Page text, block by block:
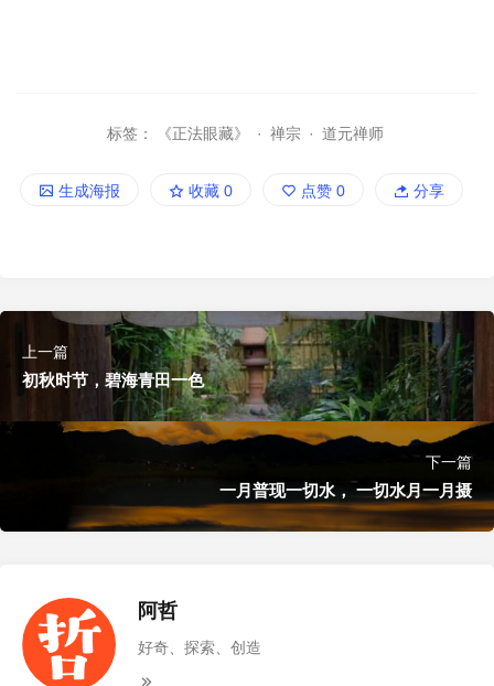
标签： 《正法眼藏》 · 禅宗 · 道元禅师
生成海报 收藏 0 点赞 0 分享
上一篇
初秋时节，碧海青田一色
下一篇
一月普现一切水， 一切水月一月摄
阿哲
好奇、探索、创造